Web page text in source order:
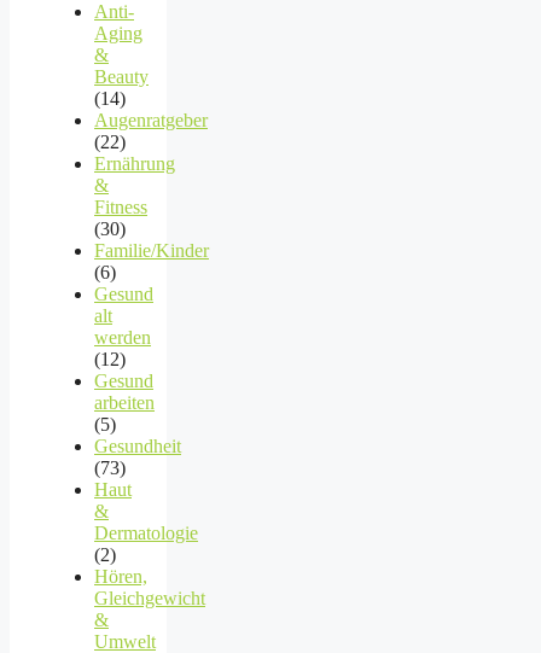
Anti-
Aging
&
Beauty
(14)
Augenratgeber
(22)
Ernährung
&
Fitness
(30)
Familie/Kinder
(6)
Gesund
alt
werden
(12)
Gesund
arbeiten
(5)
Gesundheit
(73)
Haut
&
Dermatologie
(2)
Hören,
Gleichgewicht
&
Umwelt